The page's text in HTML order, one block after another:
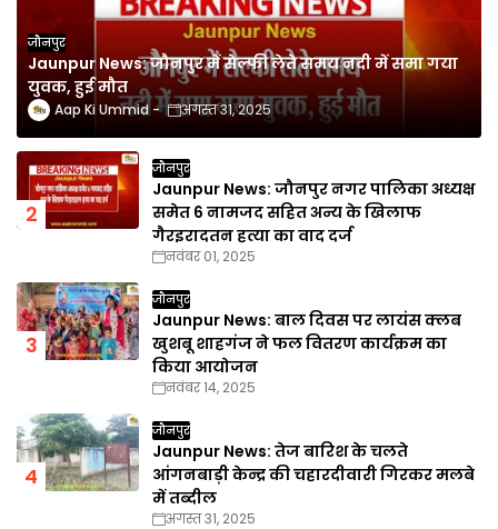
जौनपुर
Jaunpur News: जौनपुर में सेल्फी लेते समय नदी में समा गया
युवक, हुई मौत
Aap Ki Ummid अगस्त 31, 2025
जौनपुर
Jaunpur News: जौनपुर नगर पालिका अध्यक्ष
समेत 6 नामजद सहित अन्य के खिलाफ
गैरइरादतन हत्या का वाद दर्ज
नवंबर 01, 2025
जौनपुर
Jaunpur News: बाल दिवस पर लायंस क्लब
खुशबू शाहगंज ने फल वितरण कार्यक्रम का
किया आयोजन
नवंबर 14, 2025
जौनपुर
Jaunpur News: तेज बारिश के चलते
आंगनबाड़ी केन्द्र की चहारदीवारी गिरकर मलबे
में तब्दील
अगस्त 31, 2025